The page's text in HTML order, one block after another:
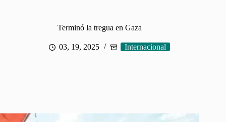
Terminó la tregua en Gaza
03, 19, 2025 Internacional